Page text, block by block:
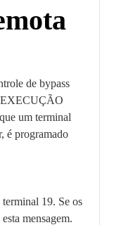
de bypass
um terminal
é programado
19. Se os
mensagem.